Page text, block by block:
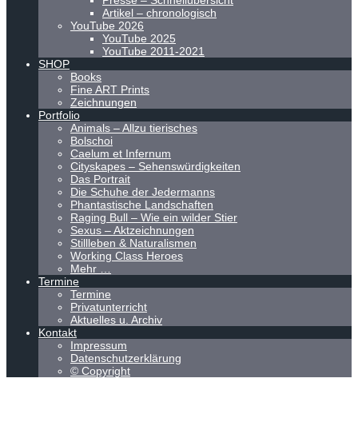
Artikel – chronologisch
YouTube 2026
YouTube 2025
YouTube 2011-2021
SHOP
Books
Fine ART Prints
Zeichnungen
Portfolio
Animals – Allzu tierisches
Bolschoi
Caelum et Infernum
Cityskapes – Sehenswürdigkeiten
Das Portrait
Die Schuhe der Jedermanns
Phantastische Landschaften
Raging Bull – Wie ein wilder Stier
Sexus – Aktzeichnungen
Stillleben & Naturalismen
Working Class Heroes
Mehr …
Termine
Termine
Privatunterricht
Aktuelles u. Archiv
Kontakt
Impressum
Datenschutzerklärung
© Copyright